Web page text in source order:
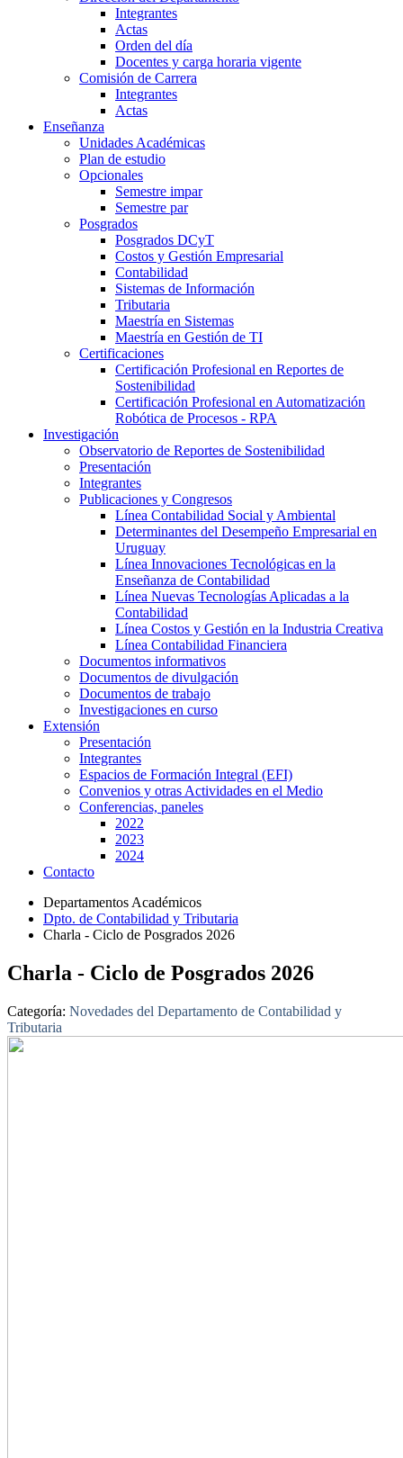
Integrantes
Actas
Orden del día
Docentes y carga horaria vigente
Comisión de Carrera
Integrantes
Actas
Enseñanza
Unidades Académicas
Plan de estudio
Opcionales
Semestre impar
Semestre par
Posgrados
Posgrados DCyT
Costos y Gestión Empresarial
Contabilidad
Sistemas de Información
Tributaria
Maestría en Sistemas
Maestría en Gestión de TI
Certificaciones
Certificación Profesional en Reportes de
Sostenibilidad
Certificación Profesional en Automatización
Robótica de Procesos - RPA
Investigación
Observatorio de Reportes de Sostenibilidad
Presentación
Integrantes
Publicaciones y Congresos
Línea Contabilidad Social y Ambiental
Determinantes del Desempeño Empresarial en
Uruguay
Línea Innovaciones Tecnológicas en la
Enseñanza de Contabilidad
Línea Nuevas Tecnologías Aplicadas a la
Contabilidad
Línea Costos y Gestión en la Industria Creativa
Línea Contabilidad Financiera
Documentos informativos
Documentos de divulgación
Documentos de trabajo
Investigaciones en curso
Extensión
Presentación
Integrantes
Espacios de Formación Integral (EFI)
Convenios y otras Actividades en el Medio
Conferencias, paneles
2022
2023
2024
Contacto
Departamentos Académicos
Dpto. de Contabilidad y Tributaria
Charla - Ciclo de Posgrados 2026
Charla - Ciclo de Posgrados 2026
Categoría: Novedades del Departamento de Contabilidad y
Tributaria